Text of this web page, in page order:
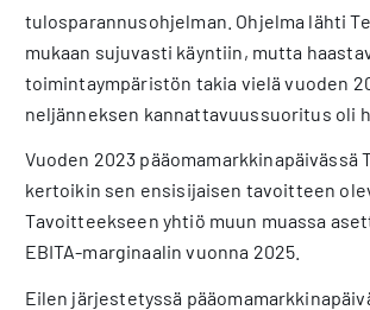
tulosparannusohjelman. Ohjelma lähti
mukaan sujuvasti käyntiin, mutta
toimintaympäristön takia vielä vuoden
neljänneksen kannattavuussuoritus oli
Vuoden 2023 pääomamarkkinapäivässä
kertoikin sen ensisijaisen tavoitteen
Tavoitteekseen yhtiö muun muassa
EBITA-marginaalin vuonna 2025.
Eilen järjestetyssä